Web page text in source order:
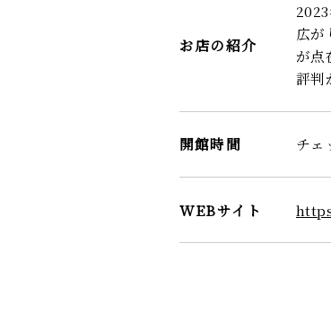
お店の紹介
広が
が点
評判
開館時間 チェ
WEBサイト